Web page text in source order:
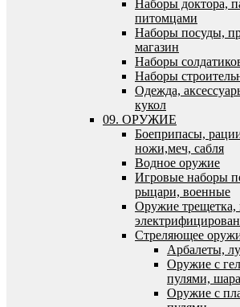
Наборы доктора,
питомцами
Наборы посуды,
магазин
Наборы
Наборы
Одежда,
кукол
09. ОРУЖИЕ
Боеприпасы,
ножи,меч, сабля
Водное оружие
Игровые наборы
рыцари, военные
Оружие трещетка,
Стреляющее
Арбалеты,
Оружие с
пулями,
Оружие с